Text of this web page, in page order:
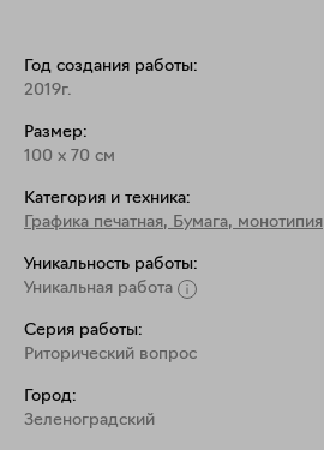
Год создания работы:
2019г.
Размер:
100 x 70 см
Категория и техника:
Графика печатная, Бумага, монотипия
Уникальность работы:
Уникальная работа
Серия работы:
Риторический вопрос
Город:
Зеленоградский